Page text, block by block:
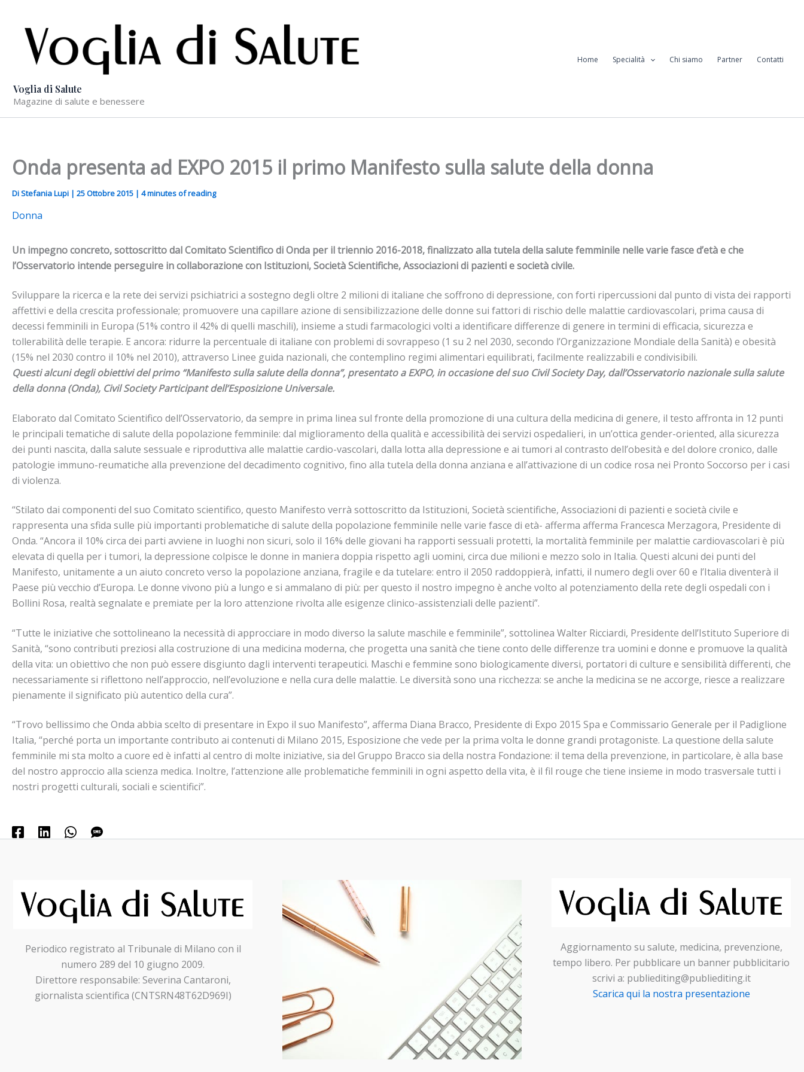
contenuto
Voglia di Salute
Magazine di salute e benessere
Home Specialità Chi siamo Partner Contatti
Onda presenta ad EXPO 2015 il primo Manifesto sulla salute della donna
DiStefania Lupi | 25 Ottobre 2015 | 4 minutes of reading
Donna
Un impegno concreto, sottoscritto dal Comitato Scientifico di Onda per il triennio 2016-2018, finalizzato alla tutela della salute femminile nelle varie fasce d’età e che
l’Osservatorio intende perseguire in collaborazione con Istituzioni, Società Scientifiche, Associazioni di pazienti e società civile.
Sviluppare la ricerca e la rete dei servizi psichiatrici a sostegno degli oltre 2 milioni di italiane che soffrono di depressione, con forti ripercussioni dal punto di vista dei rapporti
affettivi e della crescita professionale; promuovere una capillare azione di sensibilizzazione delle donne sui fattori di rischio delle malattie cardiovascolari, prima causa di
decessi femminili in Europa (51% contro il 42% di quelli maschili), insieme a studi farmacologici volti a identificare differenze di genere in termini di efficacia, sicurezza e
tollerabilità delle terapie. E ancora: ridurre la percentuale di italiane con problemi di sovrappeso (1 su 2 nel 2030, secondo l’Organizzazione Mondiale della Sanità) e obesità
(15% nel 2030 contro il 10% nel 2010), attraverso Linee guida nazionali, che contemplino regimi alimentari equilibrati, facilmente realizzabili e condivisibili.
Questi alcuni degli obiettivi del primo “Manifesto sulla salute della donna”, presentato a EXPO, in occasione del suo Civil Society Day, dall’Osservatorio nazionale sulla salute
della donna (Onda), Civil Society Participant dell’Esposizione Universale.
Elaborato dal Comitato Scientifico dell’Osservatorio, da sempre in prima linea sul fronte della promozione di una cultura della medicina di genere, il testo affronta in 12 punti
le principali tematiche di salute della popolazione femminile: dal miglioramento della qualità e accessibilità dei servizi ospedalieri, in un’ottica gender-oriented, alla sicurezza
dei punti nascita, dalla salute sessuale e riproduttiva alle malattie cardio-vascolari, dalla lotta alla depressione e ai tumori al contrasto dell’obesità e del dolore cronico, dalle
patologie immuno-reumatiche alla prevenzione del decadimento cognitivo, fino alla tutela della donna anziana e all’attivazione di un codice rosa nei Pronto Soccorso per i casi
di violenza.
“Stilato dai componenti del suo Comitato scientifico, questo Manifesto verrà sottoscritto da Istituzioni, Società scientifiche, Associazioni di pazienti e società civile e
rappresenta una sfida sulle più importanti problematiche di salute della popolazione femminile nelle varie fasce di età- afferma afferma Francesca Merzagora, Presidente di
Onda. “Ancora il 10% circa dei parti avviene in luoghi non sicuri, solo il 16% delle giovani ha rapporti sessuali protetti, la mortalità femminile per malattie cardiovascolari è più
elevata di quella per i tumori, la depressione colpisce le donne in maniera doppia rispetto agli uomini, circa due milioni e mezzo solo in Italia. Questi alcuni dei punti del
Manifesto, unitamente a un aiuto concreto verso la popolazione anziana, fragile e da tutelare: entro il 2050 raddoppierà, infatti, il numero degli over 60 e l’Italia diventerà il
Paese più vecchio d’Europa. Le donne vivono più a lungo e si ammalano di più: per questo il nostro impegno è anche volto al potenziamento della rete degli ospedali con i
Bollini Rosa, realtà segnalate e premiate per la loro attenzione rivolta alle esigenze clinico-assistenziali delle pazienti”.
“Tutte le iniziative che sottolineano la necessità di approcciare in modo diverso la salute maschile e femminile”, sottolinea Walter Ricciardi, Presidente dell’Istituto Superiore di
Sanità, “sono contributi preziosi alla costruzione di una medicina moderna, che progetta una sanità che tiene conto delle differenze tra uomini e donne e promuove la qualità
della vita: un obiettivo che non può essere disgiunto dagli interventi terapeutici. Maschi e femmine sono biologicamente diversi, portatori di culture e sensibilità differenti, che
necessariamente si riflettono nell’approccio, nell’evoluzione e nella cura delle malattie. Le diversità sono una ricchezza: se anche la medicina se ne accorge, riesce a realizzare
pienamente il significato più autentico della cura”.
“Trovo bellissimo che Onda abbia scelto di presentare in Expo il suo Manifesto”, afferma Diana Bracco, Presidente di Expo 2015 Spa e Commissario Generale per il Padiglione
Italia, “perché porta un importante contributo ai contenuti di Milano 2015, Esposizione che vede per la prima volta le donne grandi protagoniste. La questione della salute
femminile mi sta molto a cuore ed è infatti al centro di molte iniziative, sia del Gruppo Bracco sia della nostra Fondazione: il tema della prevenzione, in particolare, è alla base
del nostro approccio alla scienza medica. Inoltre, l’attenzione alle problematiche femminili in ogni aspetto della vita, è il fil rouge che tiene insieme in modo trasversale tutti i
nostri progetti culturali, sociali e scientifici”.
Periodico registrato al Tribunale di Milano con il
numero 289 del 10 giugno 2009.
Direttore responsabile: Severina Cantaroni,
giornalista scientifica (CNTSRN48T62D969I)
Aggiornamento su salute, medicina, prevenzione,
tempo libero. Per pubblicare un banner pubblicitario
scrivi a: publiediting@publiediting.it
Scarica qui la nostra presentazione